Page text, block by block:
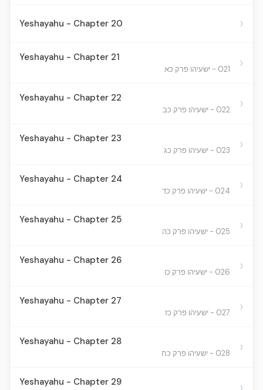
Yeshayahu - Chapter 20 ›
Yeshayahu - Chapter 21
021 - ישעיהו פרק כא ›
Yeshayahu - Chapter 22
022 - ישעיהו פרק כב ›
Yeshayahu - Chapter 23
023 - ישעיהו פרק כג ›
Yeshayahu - Chapter 24
024 - ישעיהו פרק כד ›
Yeshayahu - Chapter 25
025 - ישעיהו פרק כה ›
Yeshayahu - Chapter 26
026 - ישעיהו פרק כו ›
Yeshayahu - Chapter 27
027 - ישעיהו פרק כז ›
Yeshayahu - Chapter 28
028 - ישעיהו פרק כח ›
Yeshayahu - Chapter 29